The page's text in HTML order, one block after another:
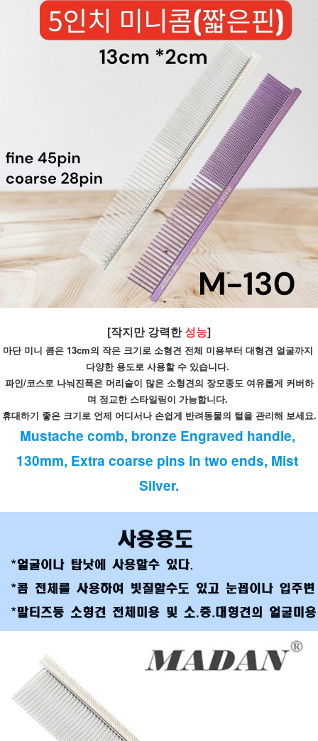
[작지만 강력한 성능]
마단 미니 콤은 13cm의 작은 크기로 소형견 전체 미용부터 대형견 얼굴까지
다양한 용도로 사용할 수 있습니다.
파인/코스로 나눠진폭은 머리숱이 많은 소형견의 장모종도 여유롭게 커버하
며 정교한 스타일링이 가능합니다.
휴대하기 좋은 크기로 언제 어디서나 손쉽게 반려동물의 털을 관리해 보세요.
Mustache comb, bronze Engraved handle,
130mm, Extra coarse pins in two ends, Mist
Silver.